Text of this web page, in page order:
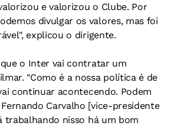
e valorizou o Clube. Por
divulgar os valores, mas foi
explicou o dirigente.
o Inter vai contratar um
"Como é a nossa política é de
continuar acontecendo. Podem
Carvalho [vice-presidente
trabalhando nisso há um bom